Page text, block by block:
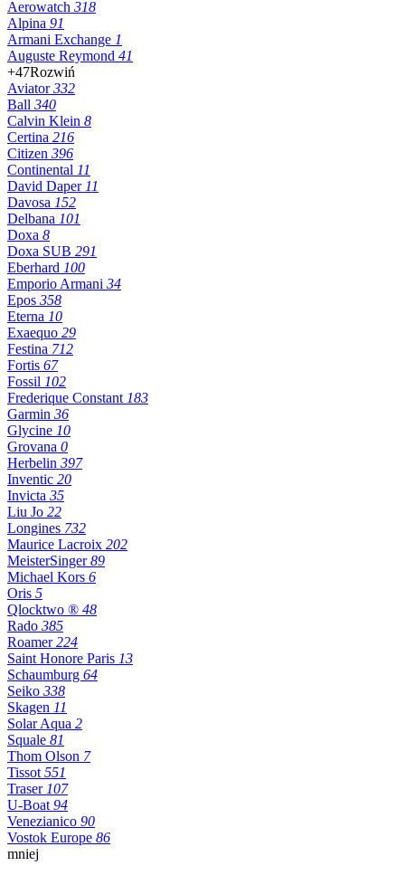
Aerowatch 318
Alpina 91
Armani Exchange 1
Auguste Reymond 41
+47Rozwiń
Aviator332
Ball 340
Calvin Klein 8
Certina 216
Citizen 396
Continental 11
David Daper 11
Davosa 152
Delbana 101
Doxa 8
Doxa SUB 291
Eberhard 100
Emporio Armani 34
Epos 358
Eterna 10
Exaequo 29
Festina 712
Fortis 67
Fossil 102
Frederique Constant 183
Garmin 36
Glycine 10
Grovana 0
Herbelin 397
Inventic 20
Invicta 35
Liu Jo 22
Longines 732
Maurice Lacroix 202
MeisterSinger89
Michael Kors 6
Oris 5
Qlocktwo ® 48
Rado 385
Roamer224
Saint Honore Paris 13
Schaumburg 64
Seiko 338
Skagen 11
Solar Aqua 2
Squale 81
Thom Olson 7
Tissot 551
Traser 107
U-Boat 94
Venezianico 90
Vostok Europe 86
mniej